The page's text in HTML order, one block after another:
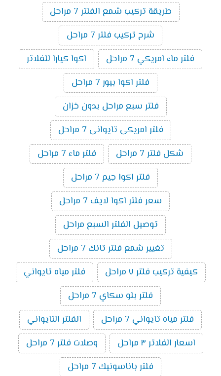
طريقة تركيب شمع الفلتر 7 مراحل
شرح تركيب فلتر 7 مراحل
فلتر ماء امريكي 7 مراحل
اكوا كيارا للفلاتر
فلتر اكوا بيور 7 مراحل
فلتر سبع مراحل بدون خزان
فلتر امريكى تايوانى 7 مراحل
شكل فلتر 7 مراحل
فلتر ماء 7 مراحل
فلتر اكوا جيم 7 مراحل
سعر فلتر اكوا لايف 7 مراحل
توصيل الفلتر السبع مراحل
تغيير شمع فلتر تانك 7 مراحل
كيفية تركيب فلتر ٧ مراحل
فلتر مياه تايواني
فلتر بلو سكاي 7 مراحل
فلتر مياه تايواني 7 مراحل
الفلتر التايواني
اسعار الفلاتر ٣ مراحل
وصلات فلتر 7 مراحل
فلتر باناسونيك 7 مراحل